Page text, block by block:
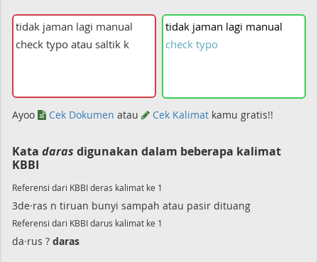
tidak jaman lagi manual
check typo
Ayoo Cek Dokumen atau Cek Kalimat kamu gratis!!
Kata daras digunakan dalam beberapa kalimat
KBBI
Referensi dari KBBI deras kalimat ke 1
3de·ras n tiruan bunyi sampah atau pasir dituang
Referensi dari KBBI darus kalimat ke 1
da·rus ? daras